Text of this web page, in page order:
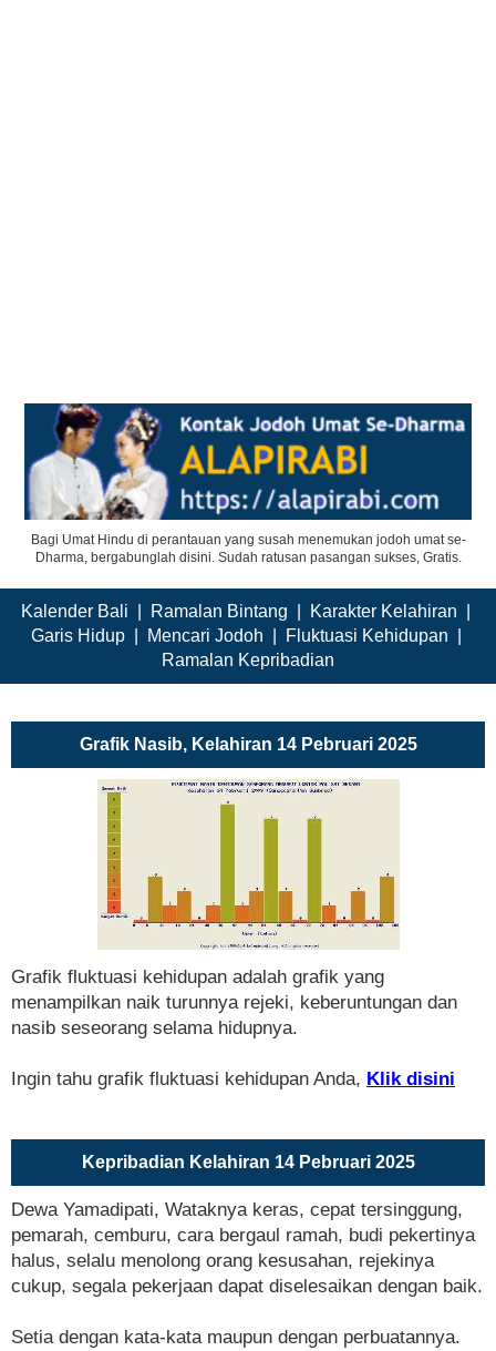
Bagi Umat Hindu di perantauan yang susah menemukan jodoh umat se-
Dharma, bergabunglah disini. Sudah ratusan pasangan sukses, Gratis.
Kalender Bali Ramalan Bintang Karakter Kelahiran
Garis Hidup| Mencari Jodoh Fluktuasi Kehidupan
Ramalan Kepribadian
Grafik Nasib, Kelahiran 14 Pebruari 2025
Grafik fluktuasi kehidupan adalah grafik yang
menampilkan naik turunnya rejeki, keberuntungan dan
nasib seseorang selama hidupnya.
Ingin tahu grafik fluktuasi kehidupan Anda, Klik disini
Kepribadian Kelahiran 14 Pebruari 2025
Dewa Yamadipati, Wataknya keras, cepat tersinggung,
pemarah, cemburu, cara bergaul ramah, budi pekertinya
halus, selalu menolong orang kesusahan, rejekinya
cukup, segala pekerjaan dapat diselesaikan dengan baik.
Setia dengan kata-kata maupun dengan perbuatannya.